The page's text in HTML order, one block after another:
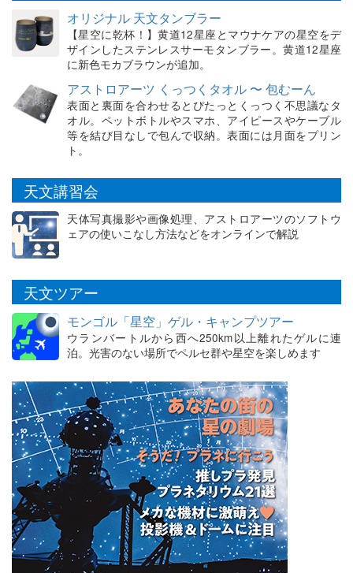
オリジナル 天文タンブラー
【星空に乾杯！】黄道12星座とマウナケアの星空をデ
ザインしたステンレスサーモタンブラー。黄道12星座
に新色モカブラウンが追加。
アストロアーツ くっつくタオル 〜 包むーん
表面と裏面を合わせるとぴたっとくっつく不思議なタ
オル。ペットボトルやスマホ、アイピースやケーブル
等を結び目なしで包んで収納。表面には月面をプリン
ト。
天文講習会
天体写真撮影や画像処理、アストロアーツのソフトウ
ェアの使いこなし方法などをオンラインで解説
天文ツアー
モンゴル「星空」ゲル・キャンプツアー
ウランバートルから西へ250km以上離れたゲルに連
泊。光害のない場所でペルセ群や星空を楽しめます